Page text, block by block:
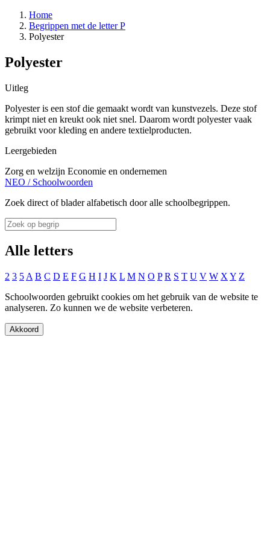
Home
Begrippen met de letter P
Polyester
Polyester
Uitleg
Polyester is een stof die gemaakt wordt van kunstvezels. Deze stof
krimpt niet en kreukt ook niet snel. Daarom wordt polyester vaak
gebruikt voor kleding en andere textielproducten.
Leergebieden
Zorg en welzijn Economie en ondernemen
NEO / Schoolwoorden
Zoek direct of blader alfabetisch door alle schoolbegrippen.
Alle letters
2 3 5 A B C D E F G H I J K L M N O P R S T U V W X Y Z
Schoolwoorden gebruikt cookies om het gebruik van de website te
analyseren. Zo kunnen we de website verbeteren.
Akkoord